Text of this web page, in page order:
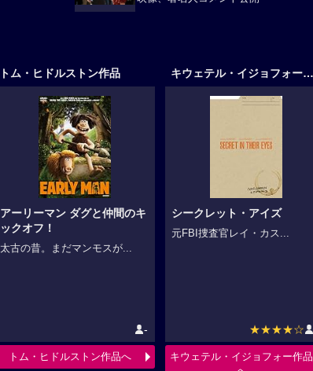
映像、著名人コメント公開
トム・ヒドルストン作品
アーリーマン ダグと仲間のキ
ックオフ！
太古の昔。まだマンモスが...
トム・ヒドルストン作品へ
シークレット・アイズ
元FBI捜査官レイ・カス...
★★★★☆
キウェテル・イジョフォー作品